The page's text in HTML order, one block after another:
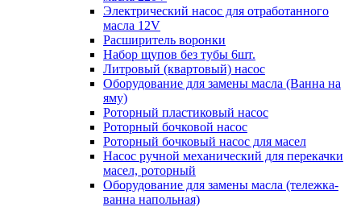
Электрический насос для отработанного
масла 12V
Расширитель воронки
Набор щупов без тубы 6шт.
Литровый (квартовый) насос
Оборудование для замены масла (Ванна на
яму)
Роторный пластиковый насос
Роторный бочковой насос
Роторный бочковый насос для масел
Насос ручной механический для перекачки
масел, роторный
Оборудование для замены масла (тележка-
ванна напольная)